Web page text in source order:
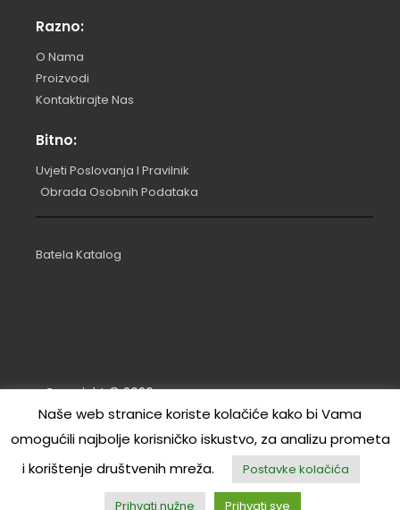
Razno:
O Nama
Proizvodi
Kontaktirajte Nas
Bitno:
Uvjeti Poslovanja I Pravilnik
Obrada Osobnih Podataka
Batela Katalog
Copyright ©2026.
Izrada: RL | marina commerce d.o.o.
MareDecor
Naše web stranice koriste kolačiće kako bi Vama
omogućili najbolje korisničko iskustvo, za analizu prometa
i korištenje društvenih mreža.
Postavke kolačića
Prihvati nužne Prihvati sve